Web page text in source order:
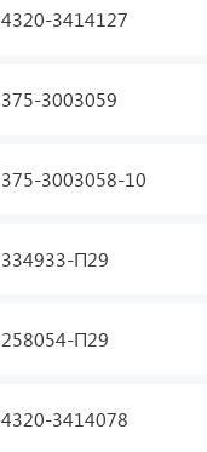
4320-3414127
375-3003059
375-3003058-10
334933-П29
258054-П29
4320-3414078